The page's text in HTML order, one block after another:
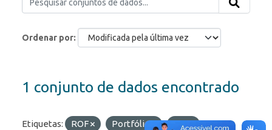
Ordenar por
1 conjunto de dados encontrado
Etiquetas: ROF Portfólio
IED